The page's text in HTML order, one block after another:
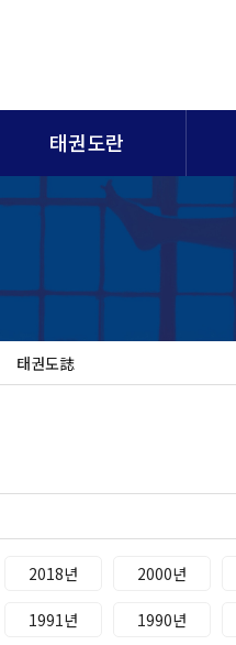
태권도란
태권도誌
2018년 2000년
1991년 1990년